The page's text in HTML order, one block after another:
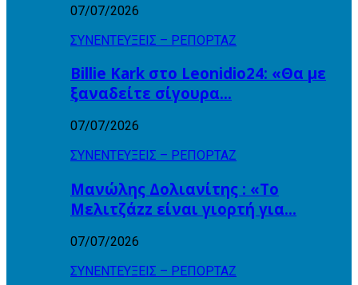
07/07/2026
ΣΥΝΕΝΤΕΥΞΕΙΣ – ΡΕΠΟΡΤΑΖ
Billie Kark στο Leonidio24: «Θα με
ξαναδείτε σίγουρα…
07/07/2026
ΣΥΝΕΝΤΕΥΞΕΙΣ – ΡΕΠΟΡΤΑΖ
Μανώλης Δολιανίτης : «Το
Μελιτζάzz είναι γιορτή για…
07/07/2026
ΣΥΝΕΝΤΕΥΞΕΙΣ – ΡΕΠΟΡΤΑΖ